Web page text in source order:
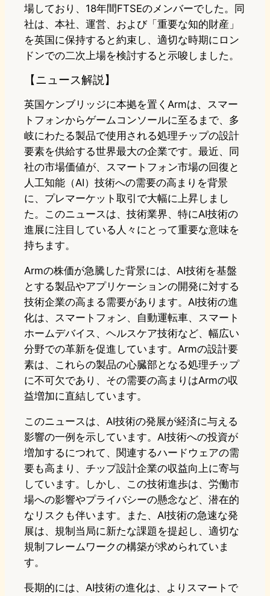
場しており、18年間FTSEのメンバーでした。同
社は、本社、運営、および「重要な知的財産」
を英国に保持すると約束し、適切な時期にロン
ドンでの二次上場を検討すると示唆しました。
【ニュース解説】
英国ケンブリッジに本拠を置くArmは、スマー
トフォンからゲームコンソールに至るまで、多
岐にわたる製品で使用される処理チップの設計
要素を供給する世界最大の企業です。最近、同
社の市場価値が、スマートフォン市場の回復と
人工知能（AI）技術への需要の高まりを背景
に、プレマーケット取引で大幅に上昇しまし
た。このニュースは、技術業界、特にAI技術の
進展に注目している人々にとって重要な意味を
持ちます。
Armの株価が急騰した背景には、AI技術を基盤
とする製品やアプリケーションの開発に対する
技術企業の高まる需要があります。AI技術の進
化は、スマートフォン、自動運転車、スマート
ホームデバイス、ヘルスケア技術など、幅広い
分野での革新を促進しています。Armの設計要
素は、これらの製品の心臓部となる処理チップ
に不可欠であり、その需要の高まりはArmの収
益増加に直結しています。
このニュースは、AI技術の発展が経済に与える
影響の一例を示しています。AI技術への投資が
増加するにつれて、関連するハードウェアの需
要も高まり、チップ設計企業の収益向上に寄与
しています。しかし、この技術進歩は、労働市
場への影響やプライバシーの懸念など、潜在的
なリスクも伴います。また、AI技術の急速な発
展は、規制当局に新たな課題を提起し、適切な
規制フレームワークの構築が求められていま
す。
長期的には、AI技術の進化は、よりスマートで